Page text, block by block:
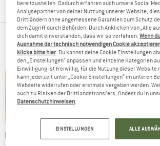
TOP AUSWAHL FÜR
Rabatt
bis 32% Rabatt
bis
bereitzustellen. Dadurch erfahren auch unsere Social
Analysepartner von deiner Nutzung unserer Website;
Drittländern ohne angemessene Garantien zum Schutz
dem Zugriff durch Behörden. Durch Anklicken von „Alle
dich damit einverstanden, dass wir so verfahren.Wenn
Ausnahme der technisch notwendigen Cookie
klicke bitte hier . Du kannst deine Cookie Einstellungen
den „Einstellungen“ anpassen und einzelne Kategorien
Einwilligung ist freiwillig, für die Nutzung dieser Website
kann jederzeit unter „Cookie Einstellungen“ im unteren
Webseite widerrufen oder erstmals vergeben werden.
auch zu Risiken der Drittlandstransfers, findest du in
Datenschutzhinweisen
EINSTELLUNGEN ALLE